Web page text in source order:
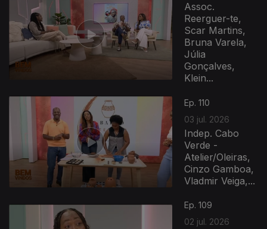
Assoc.
Reerguer-te,
Scar Martins,
Bruna Varela,
Júlia
Gonçalves,
Klein...
Ep. 110
03 jul. 2026
Indep. Cabo
Verde -
Atelier/Oleiras,
Cinzo Gamboa,
Vladmir Veiga,...
Ep. 109
02 jul. 2026